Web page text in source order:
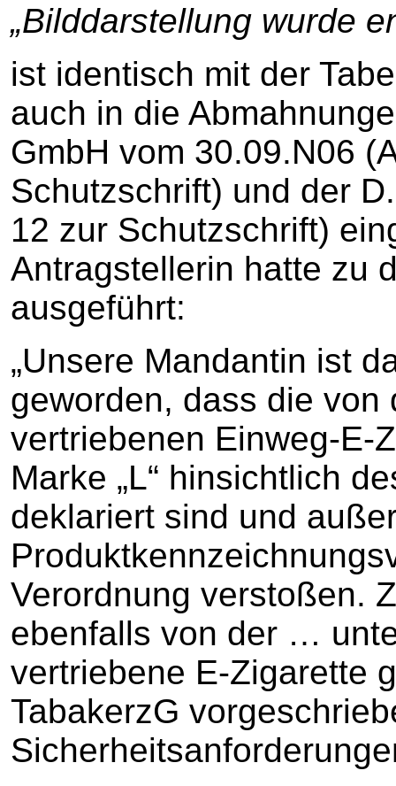
„Bilddarstellung wurde
ist identisch mit der
auch in die
GmbH vom 30.09.N06
Schutzschrift) und der
12 zur Schutzschrift)
Antragstellerin hatte zu
ausgeführt:
„Unsere Mandantin ist
geworden, dass die
vertriebenen Einweg-E-
Marke „L“ hinsichtlich
deklariert sind und
Verordnung verstoßen.
ebenfalls von der …
vertriebene E-Zigarette
TabakerzG